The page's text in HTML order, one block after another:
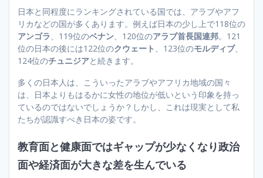
日本と同程度にランキングされている国では、アラブやアフ
リカなどの国が多くあります。例えば日本の少し上で118位の
アンゴラ 、119位のベナン、120位のアラブ首長国連邦。121
位の日本の後には122位のクウェート 、123位のモルディブ、
124位のチュニジアと続きます。
多くの日本人は、こういったアラブやアフリカ地域の国々
は、日本よりもはるかに女性の地位が低いという印象を持っ
ているのではないでしょうか？しかし、これは現実として私
たちが認識すべき日本の姿です。
教育面と健康面ではギャップが少なくなり政治
面や経済面が大きな差を生んでいる